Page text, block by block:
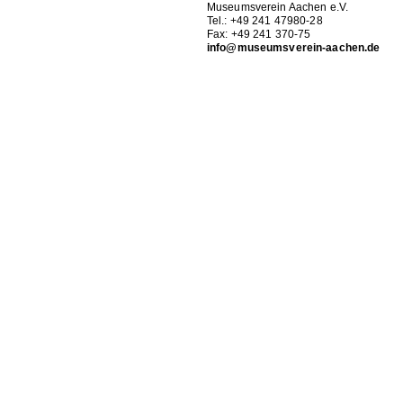
Museumsverein Aachen e.V.
Tel.: +49 241 47980-28
Fax: +49 241 370-75
info@museumsverein-aachen.de